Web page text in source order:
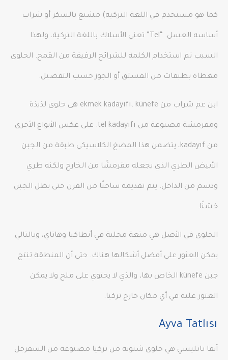
كما هو مستخدم في اللغة التركية) مشبع بالسكر أو شراب
أساسه العسل. “Tel” تعني الأسلاك باللغة التركية، ولهذا
السبب تم استخدام الكلمة للشرائح الرقيقة من القمح. الحلوى
مغطاة بطبقات من الفستق أو الجوز حسب التفضيل.
ابن عم شراب من ekmek kadayıfı، künefe هي حلوى لذيذة
ومقرمشة مصنوعة من tel kadayıfı. على عكس الأنواع الأخرى
من kadayıf، يتضمن هذا المضغ الكلاسيكي طبقة من الجبن
الأبيض الطري الذي يجعله مقرمشًا من الخارج ولكنه طري
ودسم من الداخل. يتم تقديمه ساخنًا من الفرن حتى يظل الجبن
خشنًا.
الحلوى في الأصل هي متعة محلية في أنطاكيا وهاتاي، وبالتالي
يمكن العثور على أفضل أشكالها هناك. حتى أن المنطقة تنتج
جبن künefe الخاص بها، والذي لا يحتوي على ملح ولا يمكن
العثور عليه في أي مكان خارج تركيا.
Ayva Tatlısı
آيفا تاتليسي هي حلوى شتوية من تركيا مصنوعة من السفرجل